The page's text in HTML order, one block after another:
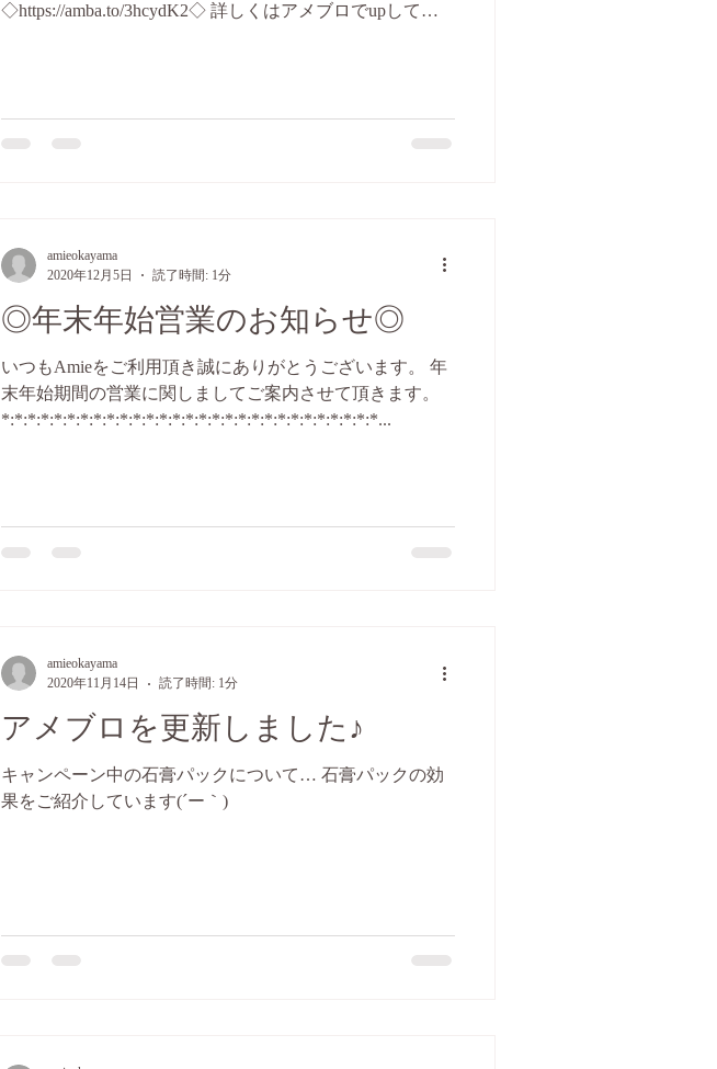
◇https://amba.to/3hcydK2◇ 詳しくはアメブロでupしてい
◎年末年始営業のお知らせ◎
いつもAmieをご利用頂き誠にありがとうございます。 年
末年始期間の営業に関しましてご案内させて頂きます。
*:*:*:*:*:*:*:*:*:*:*:*:*:*:*:*:*:*:*:*:*:*:*:*:*:*:*:*:*...
amieokayama
2020年12月5日
読了時間: 1分
アメブロを更新しました♪
キャンペーン中の石膏パックについて… 石膏パックの効
果をご紹介しています(´ー｀)
amieokayama
2020年11月14日
読了時間: 1分